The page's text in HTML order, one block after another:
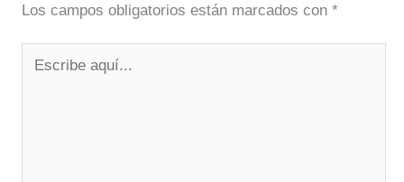
Los campos obligatorios están marcados con *
aquí...